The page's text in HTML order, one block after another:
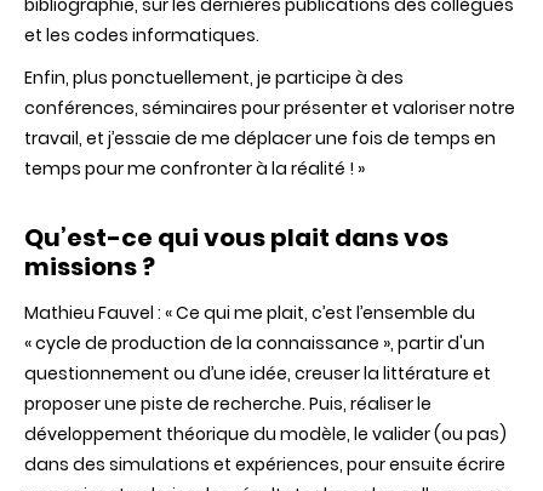
bibliographie, sur les dernières publications des collègues
et les codes informatiques.
Enfin, plus ponctuellement, je participe à des
conférences, séminaires pour présenter et valoriser notre
travail, et j’essaie de me déplacer une fois de temps en
temps pour me confronter à la réalité ! »
Qu’est-ce qui vous plait dans vos
missions ?
Mathieu Fauvel : «Ce qui me plait, c’est l’ensemble du
« cycle de production de la connaissance », partir d'un
questionnement ou d’une idée, creuser la littérature et
proposer une piste de recherche. Puis, réaliser le
développement théorique du modèle, le valider (ou pas)
dans des simulations et expériences, pour ensuite écrire